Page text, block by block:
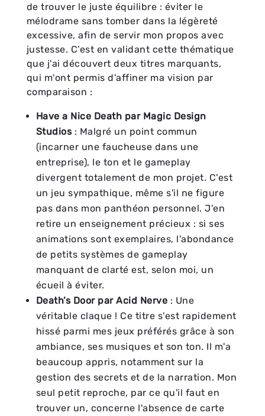
de trouver le juste équilibre : éviter le
mélodrame sans tomber dans la légèreté
excessive, afin de servir mon propos avec
justesse. C’est en validant cette thématique
que j'ai découvert deux titres marquants,
qui m'ont permis d'affiner ma vision par
comparaison :
Have a Nice Death par Magic Design
Studios : Malgré un point commun
(incarner une faucheuse dans une
entreprise), le ton et le gameplay
divergent totalement de mon projet. C'est
un jeu sympathique, même s'il ne figure
pas dans mon panthéon personnel. J'en
retire un enseignement précieux : si ses
animations sont exemplaires, l'abondance
de petits systèmes de gameplay
manquant de clarté est, selon moi, un
écueil à éviter.
Death’s Door par Acid Nerve : Une
véritable claque ! Ce titre s'est rapidement
hissé parmi mes jeux préférés grâce à son
ambiance, ses musiques et son ton. Il m'a
beaucoup appris, notamment sur la
gestion des secrets et de la narration. Mon
seul petit reproche, par ce qu'il faut en
trouver un, concerne l'absence de carte